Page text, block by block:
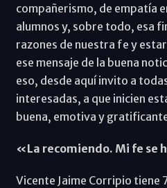
compañerismo, de empatía
alumnos y, sobre todo, esa
razones de nuestra fe y
ese mensaje de la buena
eso, desde aquí invito a
interesadas, a que inicien
buena, emotiva y
«La recomiendo. Mi fe se
Vicente Jaime Corripio tiene